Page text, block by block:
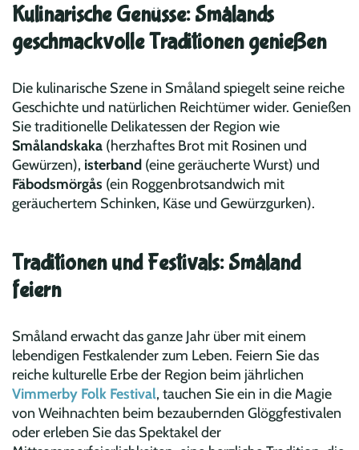
Kulinarische Genüsse: Smålands
geschmackvolle Traditionen genießen
Die kulinarische Szene in Småland spiegelt seine reiche
Geschichte und natürlichen Reichtümer wider. Genießen
Sie traditionelle Delikatessen der Region wie
Smålandskaka (herzhaftes Brot mit Rosinen und
Gewürzen), isterband (eine geräucherte Wurst) und
Fäbodsmörgås (ein Roggenbrotsandwich mit
geräuchertem Schinken, Käse und Gewürzgurken).
Traditionen und Festivals: Småland
feiern
Småland erwacht das ganze Jahr über mit einem
lebendigen Festkalender zum Leben. Feiern Sie das
reiche kulturelle Erbe der Region beim jährlichen
Vimmerby Folk Festival, tauchen Sie ein in die Magie
von Weihnachten beim bezaubernden Glöggfestivalen
oder erleben Sie das Spektakel der